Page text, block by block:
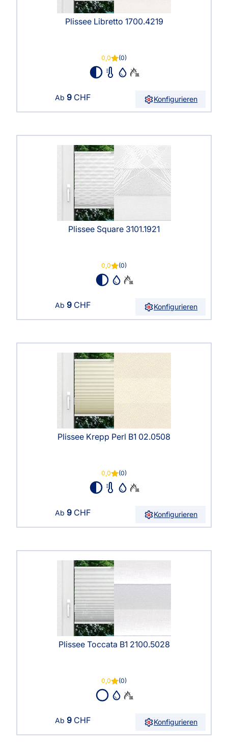
Plissee Libretto 1700.4219
0,0 (0)
Ab 9 CHF Konfigurieren
Plissee Square 3101.1921
0,0 (0)
Ab 9 CHF Konfigurieren
Plissee Krepp Perl B1 02.0508
0,0 (0)
Ab 9 CHF Konfigurieren
Plissee Toccata B1 2100.5028
0,0 (0)
Ab 9 CHF Konfigurieren